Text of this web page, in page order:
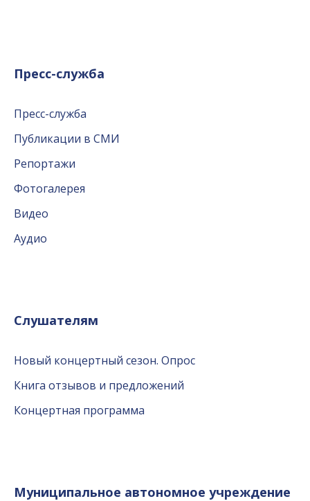
Пресс-служба
Пресс-служба
Публикации в СМИ
Репортажи
Фотогалерея
Видео
Аудио
Слушателям
Новый концертный сезон. Опрос
Книга отзывов и предложений
Концертная программа
Муниципальное автономное учреждение